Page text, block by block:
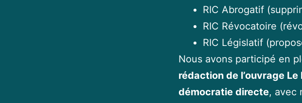
RIC Abrogatif
RIC Révocatoire
RIC Législatif
Nous avons participé en
rédaction de l’ouvrage
démocratie directe, avec